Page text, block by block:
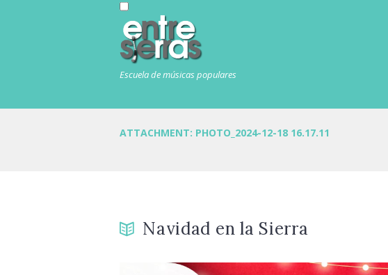
Escuela de músicas populares
ATTACHMENT: PHOTO_2024-12-18 16.17.11
Navidad en la Sierra